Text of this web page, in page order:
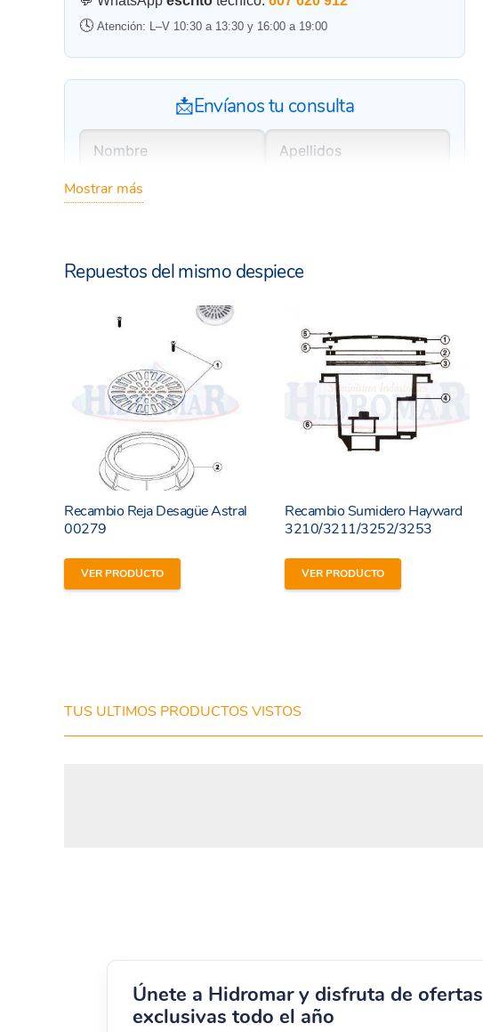
🕓 Atención: L–V 10:30 a 13:30 y 16:00 a 19:00
📩Envíanos tu consulta
Mostrar más
Repuestos del mismo despiece
Recambio Reja Desagüe Astral
00279
VER PRODUCTO
Recambio Sumidero Hayward
3210/3211/3252/3253
VER PRODUCTO
TUS ULTIMOS PRODUCTOS VISTOS
Únete a Hidromar y disfruta de ofertas
exclusivas todo el año